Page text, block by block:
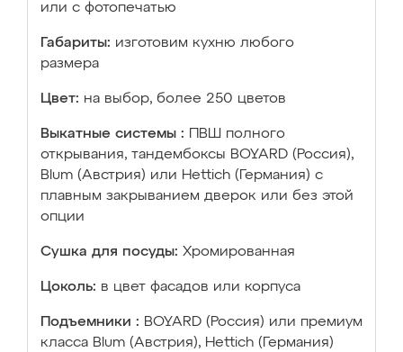
или с фотопечатью
Габариты: изготовим кухню любого
размера
Цвет: на выбор, более 250 цветов
Выкатные системы :
ПВШ полного
открывания, тандембоксы BOYARD (Россия),
Blum (Австрия) или Hettich (Германия) с
плавным закрыванием дверок или без этой
опции
Сушка для посуды: Хромированная
Цоколь: в цвет фасадов или корпуса
Подъемники : BOYARD (Россия) или премиум
класса Blum (Австрия), Hettich (Германия)